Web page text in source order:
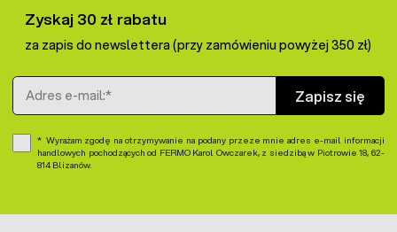
Zyskaj 30 zł rabatu
za zapis do newslettera (przy zamówieniu powyżej 350 zł)
Adres e-mail
Zapisz się
Wyrażam zgodę na otrzymywanie na podany przeze mnie adres e-mail informacji
handlowych pochodzących od FERMO Karol Owczarek, z siedzibą w Piotrowie 18, 62-
814 Blizanów.